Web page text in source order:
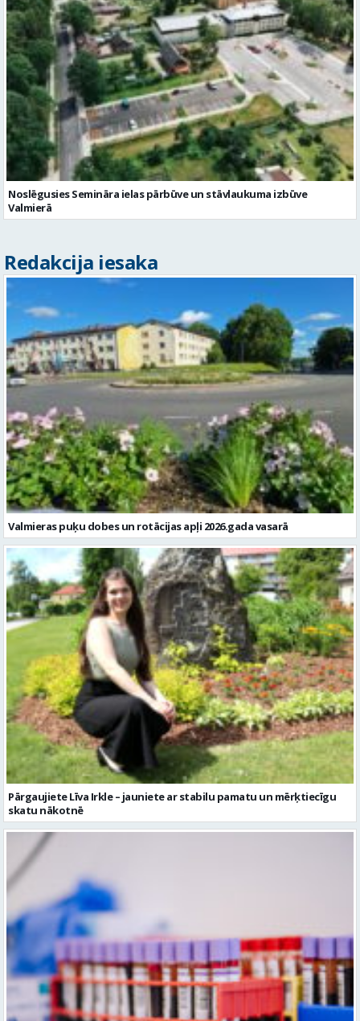
Noslēgusies Semināra ielas pārbūve un stāvlaukuma izbūve
Valmierā
Redakcija iesaka
Valmieras puķu dobes un rotācijas apļi 2026.gada vasarā
Pārgaujiete Līva Irkle – jauniete ar stabilu pamatu un mērķtiecīgu
skatu nākotnē